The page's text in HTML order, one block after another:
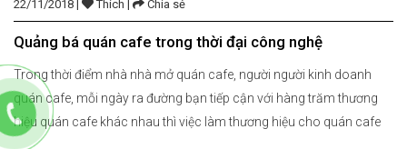
22/11/2018 | Thích | Chia sẻ
Quảng bá quán cafe trong thời đại công nghệ
Trong thời điểm nhà nhà mở quán cafe, người người kinh doanh
quán cafe, mỗi ngày ra đường bạn tiếp cận với hàng trăm thương
hiệu quán cafe khác nhau thì việc làm thương hiệu cho quán cafe
của riêng mình là vô cùng khó khăn. Tuy là loại hình không hề mới